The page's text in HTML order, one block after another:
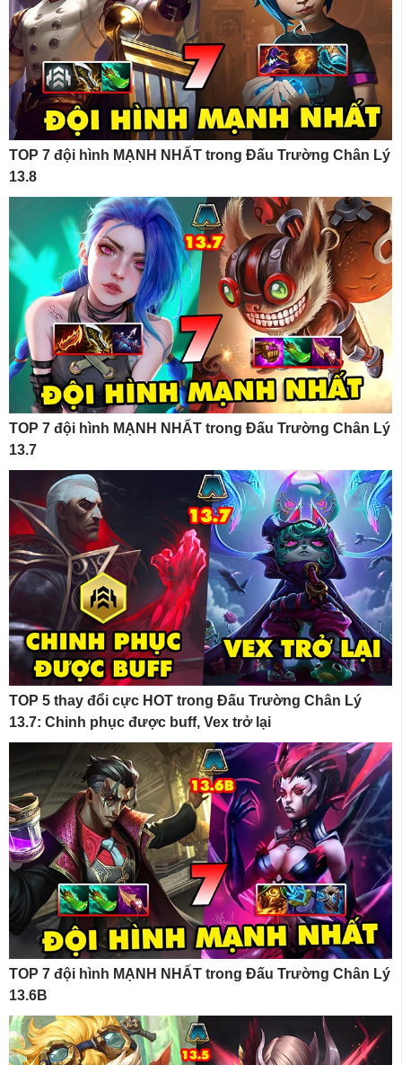
TOP 7 đội hình MẠNH NHẤT trong Đấu Trường Chân Lý
13.8
TOP 7 đội hình MẠNH NHẤT trong Đấu Trường Chân Lý
13.7
TOP 5 thay đổi cực HOT trong Đấu Trường Chân Lý
13.7: Chinh phục được buff, Vex trở lại
TOP 7 đội hình MẠNH NHẤT trong Đấu Trường Chân Lý
13.6B